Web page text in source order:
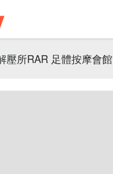
壓所RAR 足體按摩會館